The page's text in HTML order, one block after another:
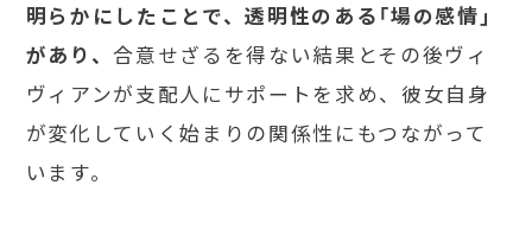
明らかにしたことで、透明性のある「場の感情」
があり、 合意せざるを得ない結果とその後ヴィ
ヴィアンが支配人にサポートを求め、彼女自身
が変化していく始まりの関係性にもつながって
います。